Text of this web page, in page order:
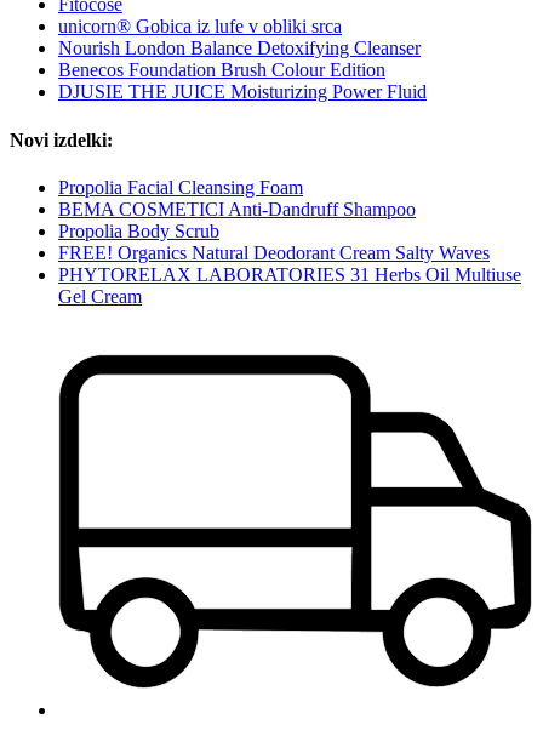
Fitocose
unicorn® Gobica iz lufe v obliki srca
Nourish London Balance Detoxifying Cleanser
Benecos Foundation Brush Colour Edition
DJUSIE THE JUICE Moisturizing Power Fluid
Novi izdelki:
Propolia Facial Cleansing Foam
BEMA COSMETICI Anti-Dandruff Shampoo
Propolia Body Scrub
FREE! Organics Natural Deodorant Cream Salty Waves
PHYTORELAX LABORATORIES 31 Herbs Oil Multiuse
Gel Cream